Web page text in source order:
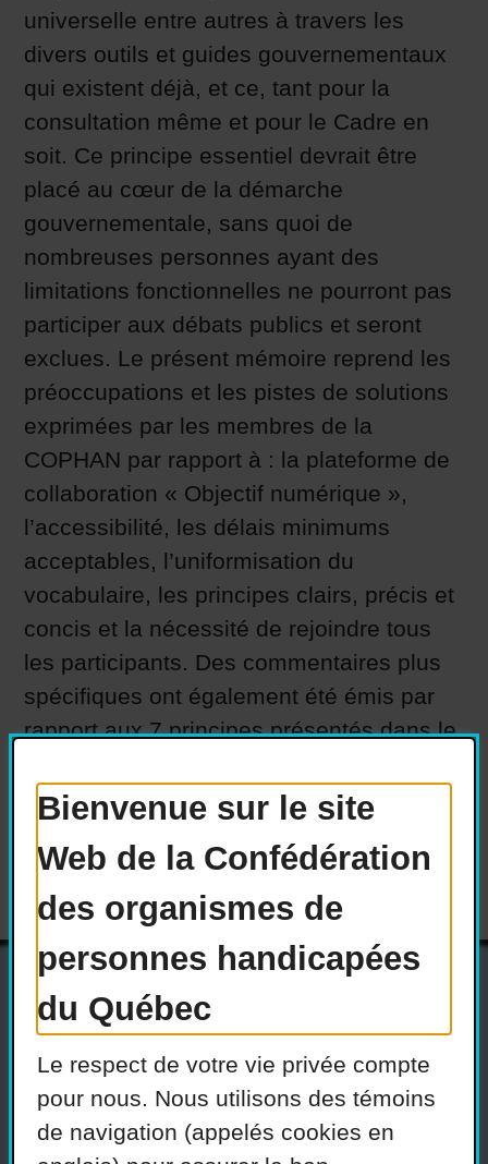
Bienvenue sur le site
Web de la Confédération
des organismes de
personnes handicapées
du Québec
Le respect de votre vie privée compte
pour nous. Nous utilisons des témoins
de navigation (appelés cookies en
universelle entre autres à travers les
divers outils et guides gouvernementaux
qui existent déjà, et ce, tant pour la
consultation même et pour le Cadre en
soit. Ce principe essentiel devrait être
placé au cœur de la démarche
gouvernementale, sans quoi de
nombreuses personnes ayant des
limitations fonctionnelles ne pourront pas
participer aux débats publics et seront
exclues. Le présent mémoire reprend les
préoccupations et les pistes de solutions
exprimées par les membres de la
COPHAN par rapport à : la plateforme de
collaboration « Objectif numérique »,
l’accessibilité, les délais minimums
acceptables, l’uniformisation du
vocabulaire, les principes clairs, précis et
concis et la nécessité de rejoindre tous
les participants. Des commentaires plus
spécifiques ont également été émis par
rapport aux 7 principes présentés dans le
Versions téléchargeables :
Actualités
Devenir membre
Nous joindre
Nous recrutons
Réseaux sociaux